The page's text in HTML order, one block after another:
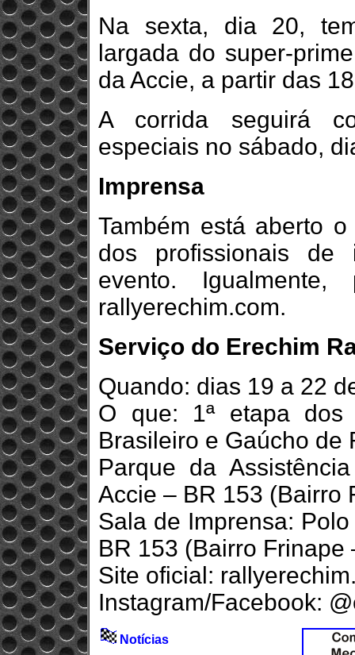
Na sexta, dia 20,
largada do super-
da Accie, a partir das
A corrida seguirá
especiais no sábado,
Imprensa
Também está aberto
dos profissionais
evento.
rallyerechim.com.
Serviço do Erechim
Quando: dias 19 a 22
O que: 1ª etapa dos
Brasileiro e Gaúcho de
Parque da
Accie – BR 153 (Bairro
Sala de Imprensa:
BR 153 (Bairro Frinape
Site oficial:
Instagram/Facebook:
Notícias